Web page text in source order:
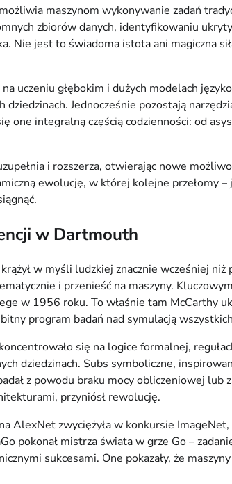
maszynom wykonywanie zadań
zbiorów danych, identyfikowaniu
Nie jest to świadoma istota ani magiczna
uczeniu głębokim i dużych modelach
Jednocześnie pozostają
integralną częścią codzienności: od
i rozszerza, otwierając nowe
ewolucję, w której kolejne
w Dartmouth
w myśli ludzkiej znacznie wcześniej
i przenieść na maszyny.
w 1956 roku. To właśnie tam McCarthy
program badań nad symulacją
się na logice formalnej,
dziedzinach. Subs symboliczne,
z powodu braku mocy obliczeniowej
przyniósł rewolucję.
AlexNet zwyciężyła w konkursie
pokonał mistrza świata w grze Go –
sukcesami. One pokazały, że